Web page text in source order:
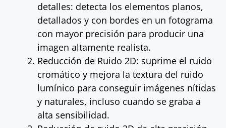
detalles: detecta los elementos planos,
detallados y con bordes en un fotograma
con mayor precisión para producir una
imagen altamente realista.
Reducción de Ruido 2D: suprime el ruido
cromático y mejora la textura del ruido
lumínico para conseguir imágenes nítidas
y naturales, incluso cuando se graba a
alta sensibilidad.